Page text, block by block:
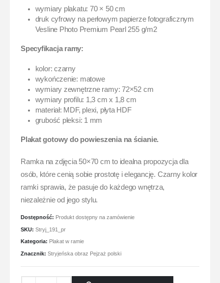
wymiary plakatu: 70 × 50 cm
druk cyfrowy na perłowym papierze fotograficznym
Vesline Photo Premium Pearl 255 g/m2
Specyfikacja ramy:
kolor: czarny
wykończenie: matowe
wymiary zewnętrzne ramy: 72×52 cm
wymiary profilu: 1,3 cm x 1,8 cm
materiał: MDF, plexi, płyta HDF
grubość pleksi: 1 mm
Plakat gotowy do powieszenia na ścianie.
Ramka na zdjęcia 50×70 cm to idealna propozycja dla
osób, które cenią sobie prostotę i elegancję. Czarny kolor
ramki sprawia, że pasuje do każdego wnętrza,
niezależnie od jego stylu.
Dostępność: Produkt dostępny na zamówienie
SKU: Stryj_191_pr
Kategoria: Plakat w ramie
Znacznik: Stryjeńska obraz Pejzaż polski